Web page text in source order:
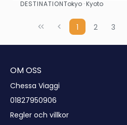
DESTINATIONTokyo · Kyoto
1 2 3
OM OSS
Chessa Viaggi
01827950906
Regler och villkor